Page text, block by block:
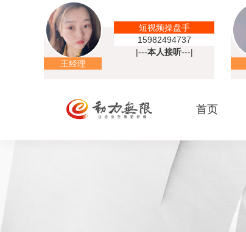
王经理
短视频操盘手
15982494737
|---本人接听---|
首页